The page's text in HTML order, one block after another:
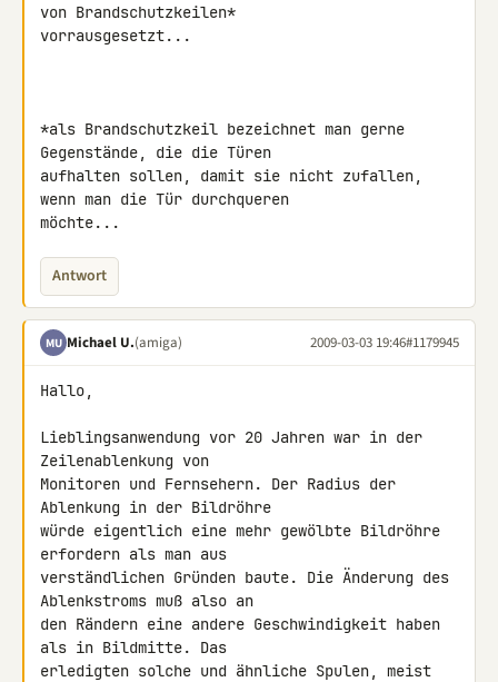
von Brandschutzkeilen*
vorrausgesetzt...
*als Brandschutzkeil bezeichnet man gerne
Gegenstände, die die Türen
aufhalten sollen, damit sie nicht zufallen,
wenn man die Tür durchqueren
möchte...
Antwort
MU Michael U.(amiga) 2009-03-03 19:46#1179945
Hallo,
Lieblingsanwendung vor 20 Jahren war in der
Zeilenablenkung von
Monitoren und Fernsehern. Der Radius der
Ablenkung in der Bildröhre
würde eigentlich eine mehr gewölbte Bildröhre
erfordern als man aus
verständlichen Gründen baute. Die Änderung des
Ablenkstroms muß also an
den Rändern eine andere Geschwindigkeit haben
als in Bildmitte. Das
erledigten solche und ähnliche Spulen, meist